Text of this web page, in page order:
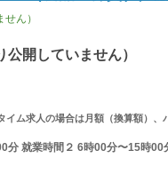
ん）
公開していません）
ム求人の場合は月額（換算額）、
分 就業時間２ 6時00分〜15時